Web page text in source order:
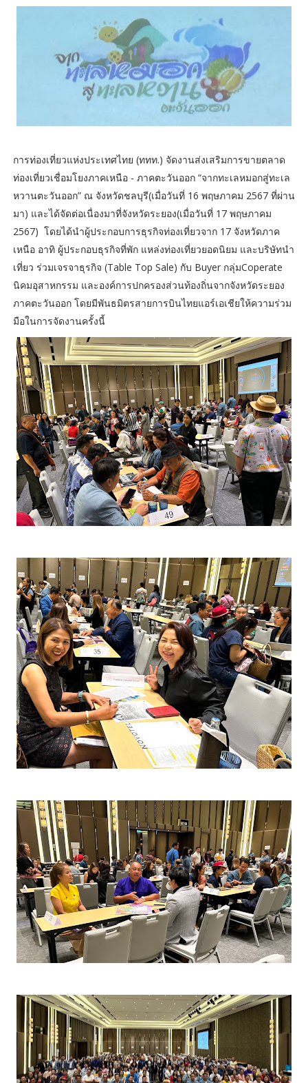
การท่องเที่ยวแห่งประเทศไทย (ททท.) จัดงานส่งเสริมการขายตลาด
ท่องเที่ยวเชื่อมโยงภาคเหนือ - ภาคตะวันออก “จากทะเลหมอกสู่ทะเล
หวานตะวันออก” ณ จังหวัดชลบุรี(เมื่อวันที่ 16 พฤษภาคม 2567 ที่ผ่าน
มา) และได้จัดต่อเนื่องมาที่จังหวัดระยอง(เมื่อวันที่ 17 พฤษภาคม
2567) โดยได้นำผู้ประกอบการธุรกิจท่องเที่ยวจาก 17 จังหวัดภาค
เหนือ อาทิ ผู้ประกอบธุรกิจที่พัก แหล่งท่องเที่ยวยอดนิยม และบริษัทนำ
เที่ยว ร่วมเจรจาธุรกิจ (Table Top Sale) กับ Buyer กลุ่มCoperate
นิคมอุสาหกรรม และองค์การปกครองส่วนท้องถิ่นจากจังหวัดระยอง
ภาคตะวันออก โดยมีพันธมิตรสายการบินไทยแอร์เอเชียให้ความร่วม
มือในการจัดงานครั้งนี้